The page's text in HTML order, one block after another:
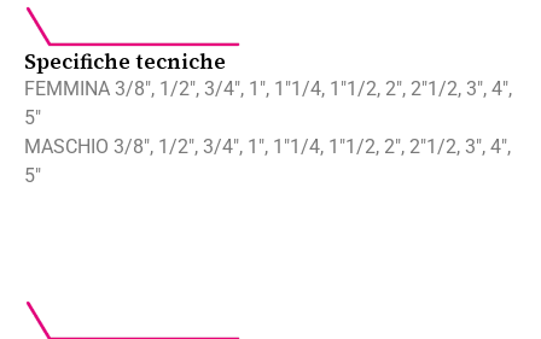
Specifiche tecniche
FEMMINA 3/8″, 1/2″, 3/4″, 1″, 1″1/4, 1″1/2, 2″, 2″1/2, 3″, 4″,
5″
MASCHIO 3/8″, 1/2″, 3/4″, 1″, 1″1/4, 1″1/2, 2″, 2″1/2, 3″, 4″,
5″